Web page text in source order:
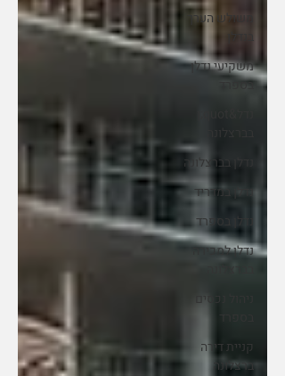
משולש הערך
משקיעי נדלן
בספרד
נדלן בברצלונה
נדלן במדריד
נדלן בספרד
נדלן למכירה
ניהול נכסים
קניית דירה
ברצלונה